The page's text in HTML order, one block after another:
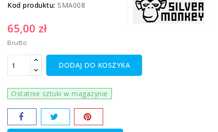
Kod produktu: SMA008
65,00 zł
Brutto
DODAJ DO KOSZYKA
Ostatnie sztuki w magazynie